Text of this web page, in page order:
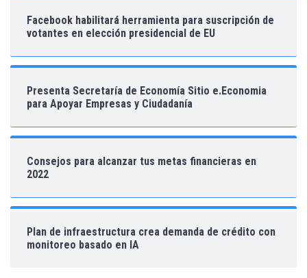
Facebook habilitará herramienta para suscripción de
votantes en elección presidencial de EU
Presenta Secretaría de Economía Sitio e.Economia
para Apoyar Empresas y Ciudadanía
Consejos para alcanzar tus metas financieras en
2022
Plan de infraestructura crea demanda de crédito con
monitoreo basado en IA